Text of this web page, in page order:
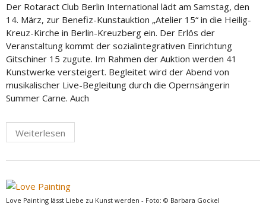
Der Rotaract Club Berlin International lädt am Samstag, den
14. März, zur Benefiz-Kunstauktion „Atelier 15“ in die Heilig-
Kreuz-Kirche in Berlin-Kreuzberg ein. Der Erlös der
Veranstaltung kommt der sozialintegrativen Einrichtung
Gitschiner 15 zugute. Im Rahmen der Auktion werden 41
Kunstwerke versteigert. Begleitet wird der Abend von
musikalischer Live-Begleitung durch die Opernsängerin
Summer Carne. Auch
Weiterlesen
Love Painting lässt Liebe zu Kunst werden - Foto: © Barbara Gockel